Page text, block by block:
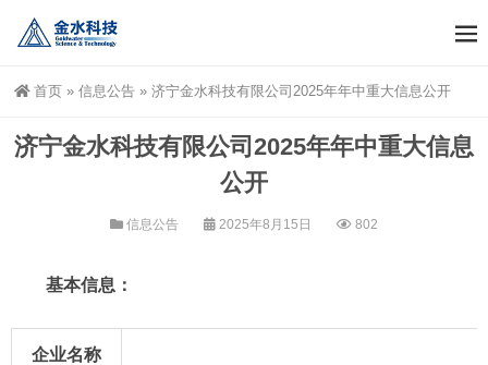
首页 » 信息公告 » 济宁金水科技有限公司2025年年中重大信息公开
济宁金水科技有限公司2025年年中重大信息
公开
信息公告 2025年8月15日 802
基本信息：
企业名称